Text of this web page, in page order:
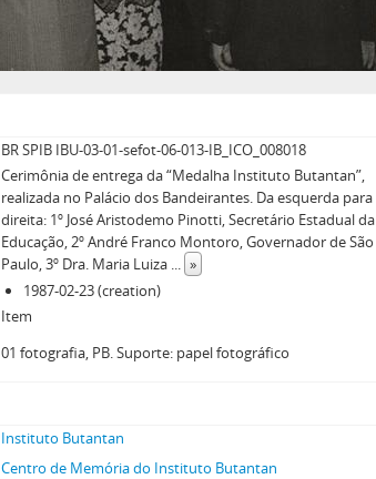
BR SPIB IBU-03-01-sefot-06-013-IB_ICO_008018
Cerimônia de entrega da “Medalha Instituto Butantan”,
realizada no Palácio dos Bandeirantes. Da esquerda para
direita: 1º José Aristodemo Pinotti, Secretário Estadual da
Educação, 2º André Franco Montoro, Governador de São
Paulo, 3º Dra. Maria Luiza ... »
1987-02-23 (creation)
Item
01 fotografia, PB. Suporte: papel fotográfico
Instituto Butantan
Centro de Memória do Instituto Butantan